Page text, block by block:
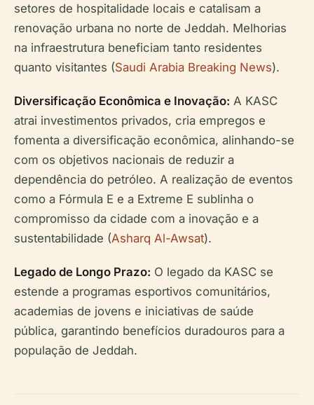
setores de hospitalidade locais e catalisam a
renovação urbana no norte de Jeddah. Melhorias
na infraestrutura beneficiam tanto residentes
quanto visitantes (Saudi Arabia Breaking News).
Diversificação Econômica e Inovação: A KASC
atrai investimentos privados, cria empregos e
fomenta a diversificação econômica, alinhando-se
com os objetivos nacionais de reduzir a
dependência do petróleo. A realização de eventos
como a Fórmula E e a Extreme E sublinha o
compromisso da cidade com a inovação e a
sustentabilidade (Asharq Al-Awsat).
Legado de Longo Prazo: O legado da KASC se
estende a programas esportivos comunitários,
academias de jovens e iniciativas de saúde
pública, garantindo benefícios duradouros para a
população de Jeddah.